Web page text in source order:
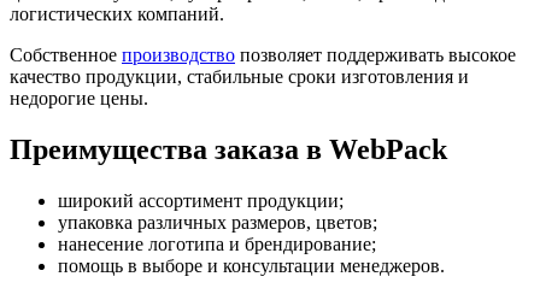
логистических компаний.
Собственное производство позволяет поддерживать высокое
качество продукции, стабильные сроки изготовления и
недорогие цены.
Преимущества заказа в WebPack
широкий ассортимент продукции;
упаковка различных размеров, цветов;
нанесение логотипа и брендирование;
помощь в выборе и консультации менеджеров.